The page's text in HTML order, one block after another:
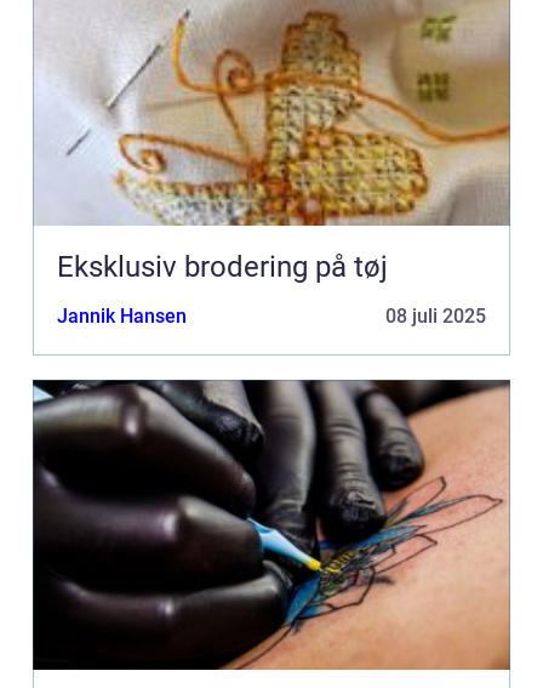
Eksklusiv brodering på tøj
Jannik Hansen 08 juli 2025